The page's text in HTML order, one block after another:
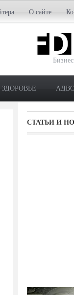
О сайте
ЗДОРОВЬЕ
СТАТЬИ И